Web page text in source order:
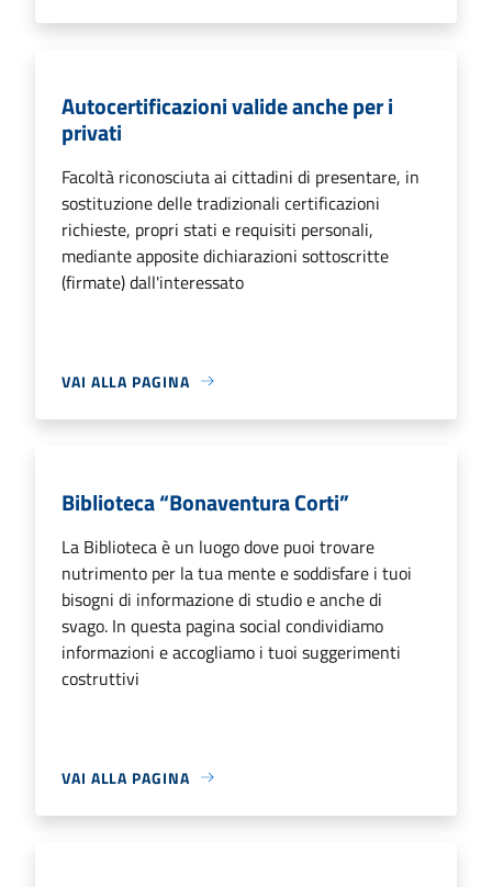
Autocertificazioni valide anche per i
privati
Facoltà riconosciuta ai cittadini di presentare, in
sostituzione delle tradizionali certificazioni
richieste, propri stati e requisiti personali,
mediante apposite dichiarazioni sottoscritte
(firmate) dall'interessato
VAI ALLA PAGINA
Biblioteca “Bonaventura Corti”
La Biblioteca è un luogo dove puoi trovare
nutrimento per la tua mente e soddisfare i tuoi
bisogni di informazione di studio e anche di
svago. In questa pagina social condividiamo
informazioni e accogliamo i tuoi suggerimenti
costruttivi
VAI ALLA PAGINA